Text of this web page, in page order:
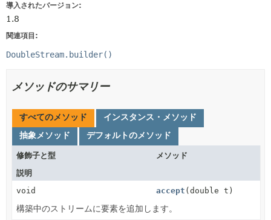
導入されたバージョン:
1.8
関連項目:
DoubleStream.builder()
メソッドのサマリー
すべてのメソッド
インスタンス・メソッド
抽象メソッド
デフォルトのメソッド
修飾子と型
メソッド
説明
void
accept (double t)
構築中のストリームに要素を追加します。